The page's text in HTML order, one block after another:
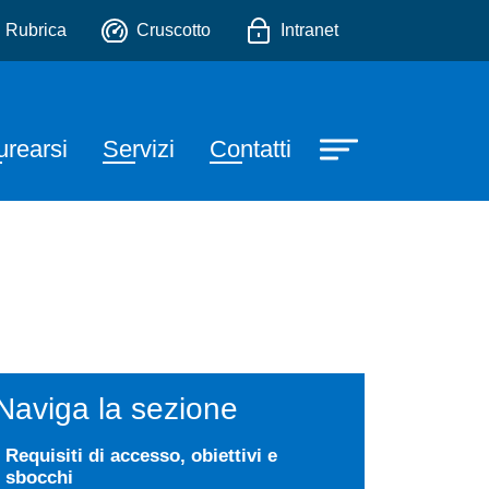
Umana
Rubrica Cruscotto Intranet
Servizi Contatti
la sezione
Requisiti di accesso, obiettivi e
sbocchi